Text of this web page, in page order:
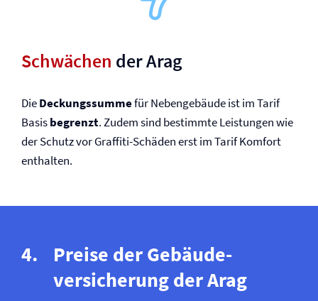
Schwächen der Arag
DieDeckungssummefür Nebengebäude ist im Tarif
Basisbegrenzt. Zudem sind bestimmte Leistungen wie
der Schutz vor Graffiti-Schäden erst im Tarif Komfort
enthalten.
Preise der Gebäude­
versicherung der Arag